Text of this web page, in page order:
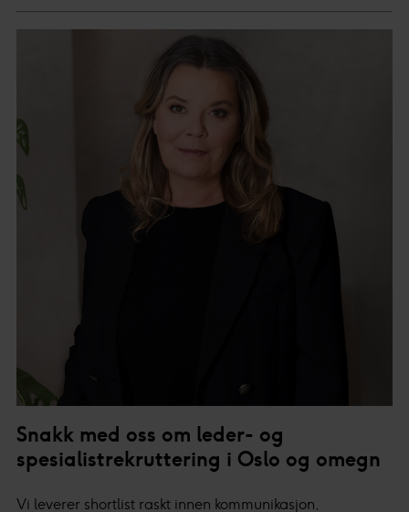
Snakk med oss om leder- og
spesialistrekruttering i Oslo og omegn
Vi leverer shortlist raskt innen kommunikasjon,